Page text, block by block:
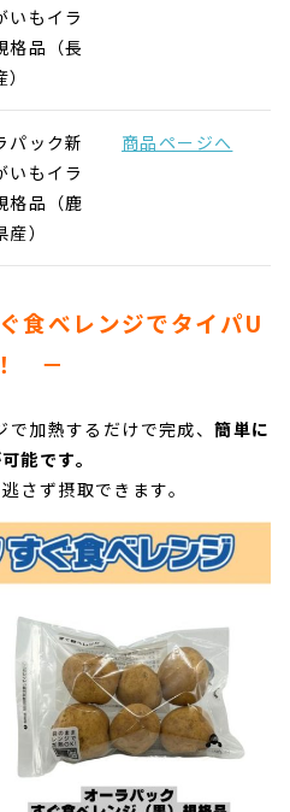
いもイラ
格品（長
パック新
いもイラ
格品（鹿
）
商品ページへ
食べレンジでタイパU
－
で加熱するだけで完成、簡単に
能です。
さず摂取できます。